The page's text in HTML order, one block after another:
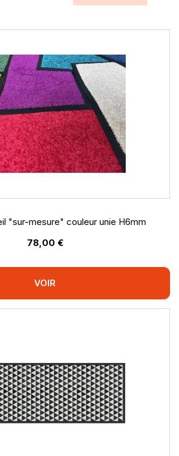
"sur-mesure" couleur unie H6mm
78,00 €
VOIR